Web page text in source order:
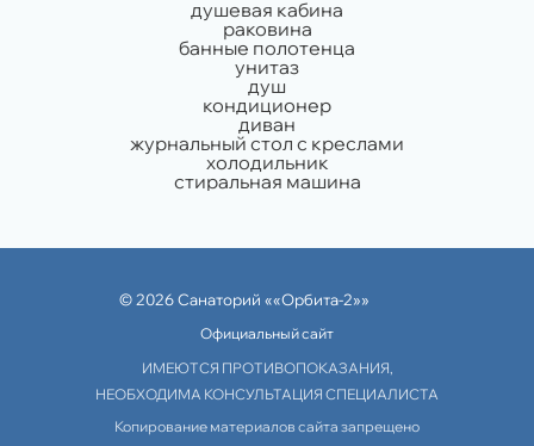
душевая кабина
раковина
банные полотенца
унитаз
душ
кондиционер
диван
журнальный стол с креслами
холодильник
стиральная машина
© 2026 Санаторий ««Орбита-2»»
Официальный сайт
ИМЕЮТСЯ ПРОТИВОПОКАЗАНИЯ,
НЕОБХОДИМА КОНСУЛЬТАЦИЯ СПЕЦИАЛИСТА
Копирование материалов сайта запрещено